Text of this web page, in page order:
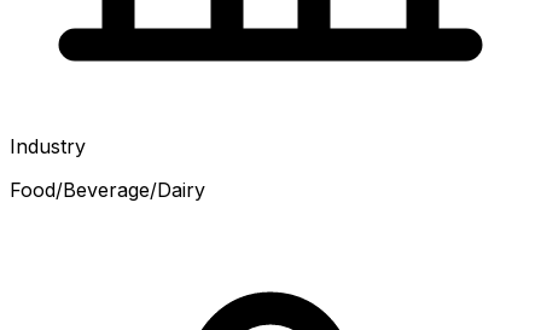
Industry
Food/Beverage/Dairy